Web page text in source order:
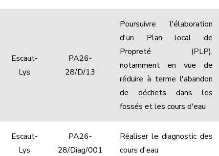
Escaut-
Lys
PA26-
28/D/13
Poursuivre l'élaboration
d'un Plan local de
Propreté (PLP),
notamment en vue de
réduire à terme l'abandon
de déchets dans les
fossés et les cours d'eau
Escaut-
Lys
PA26-
28/Diag/001
Réaliser le diagnostic des
cours d'eau